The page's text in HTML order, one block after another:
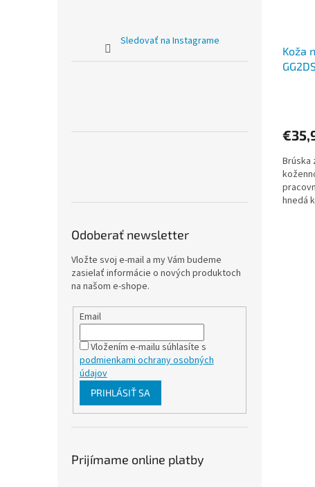
Sledovať na Instagrame
Odoberať newsletter
Vložte svoj e-mail a my Vám budeme
zasielať informácie o nových produktoch
na našom e-shope.
Email
Vložením e-mailu súhlasíte s
podmienkami ochrany osobných
údajov
PRIHLÁSIŤ SA
Prijímame online platby
Koža
Brúska
hnedá